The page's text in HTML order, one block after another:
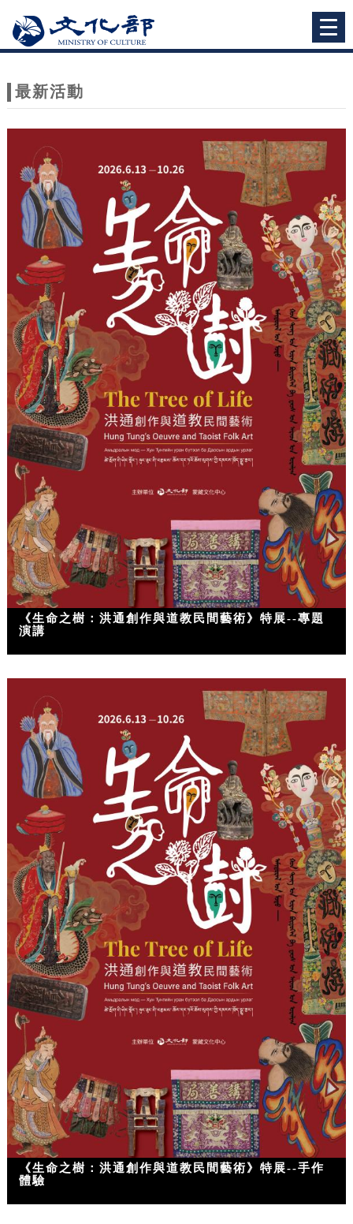
站
主
最新活動
《生命之樹：洪通創作與道教民間藝術》特展--專題
演講
《生命之樹：洪通創作與道教民間藝術》特展--手作
體驗